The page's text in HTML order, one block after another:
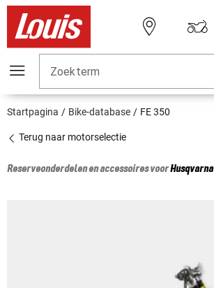
Zoekterm
Startpagina Bike-database FE 350
Terug naar motorselectie
Reserveonderdelen en accessoires voorHusqvarna